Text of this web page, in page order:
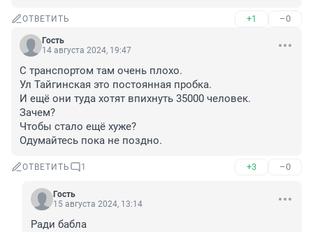
ОТВЕТИТЬ +1 –0
Гость
14 августа 2024, 19:47
С транспортом там очень плохо.
Ул Тайгинская это постоянная пробка.
И ещё они туда хотят впихнуть 35000 человек.
Зачем?
Чтобы стало ещё хуже?
Одумайтесь пока не поздно.
ОТВЕТИТЬ 1 +3 –0
Гость
15 августа 2024, 13:14
Ради бабла